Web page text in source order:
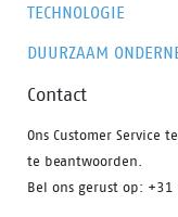
TECHNOLOGIE
DUURZAAM
Contact
Ons Customer Service
te beantwoorden.
Bel ons gerust op: